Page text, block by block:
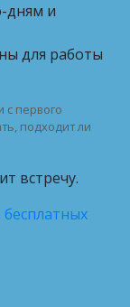
дням и
для работы
с первого
подходит ли
встречу.